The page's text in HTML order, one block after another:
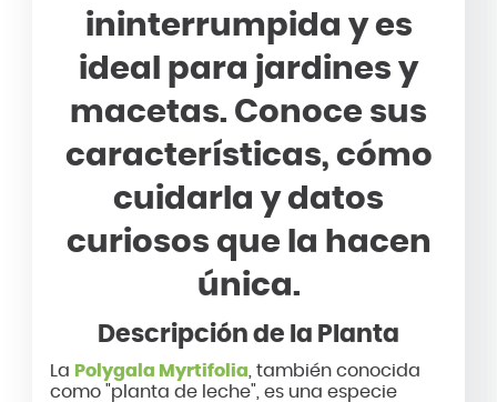
ininterrumpida y es
ideal para jardines y
macetas. Conoce sus
características, cómo
cuidarla y datos
curiosos que la hacen
única.
Descripción de la Planta
La Polygala Myrtifolia , también conocida
como "planta de leche", es una especie